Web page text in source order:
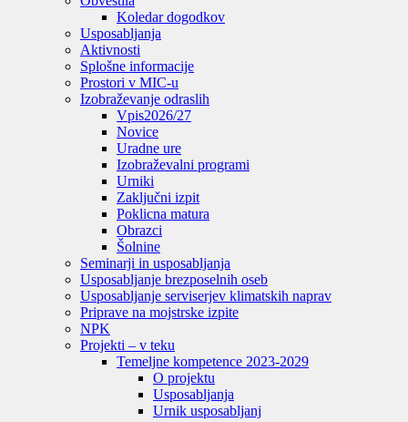
Koledar dogodkov
Usposabljanja
Aktivnosti
Splošne informacije
Prostori v MIC-u
Izobraževanje odraslih
Vpis2026/27
Novice
Uradne ure
Izobraževalni programi
Urniki
Zaključni izpit
Poklicna matura
Obrazci
Šolnine
Seminarji in usposabljanja
Usposabljanje brezposelnih oseb
Usposabljanje serviserjev klimatskih naprav
Priprave na mojstrske izpite
NPK
Projekti – v teku
Temeljne kompetence 2023-2029
O projektu
Usposabljanja
Urnik usposabljanj